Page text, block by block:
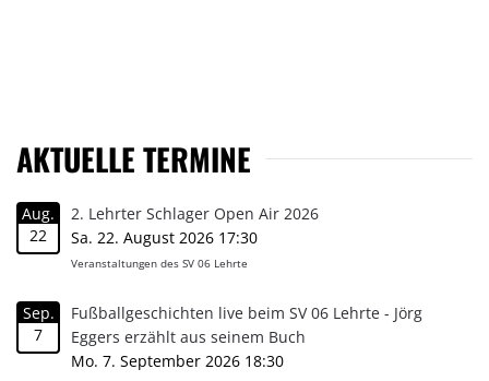
AKTUELLE TERMINE
Aug.
22
2. Lehrter Schlager Open Air 2026
Sa. 22. August 2026 17:30
Veranstaltungen des SV 06 Lehrte
Sep.
7
Fußballgeschichten live beim SV 06 Lehrte - Jörg
Eggers erzählt aus seinem Buch
Mo. 7. September 2026 18:30